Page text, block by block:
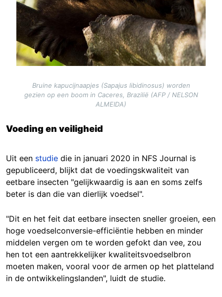
Bruine kapucijnaapjes (Sapajus libidinosus) worden
gezien op een boom in Caceres, Brazilië (AFP / NELSON
ALMEIDA)
Voeding en veiligheid
Uit een studie die in januari 2020 in NFS Journal is
gepubliceerd, blijkt dat de voedingskwaliteit van
eetbare insecten "gelijkwaardig is aan en soms zelfs
beter is dan die van dierlijk voedsel".
"Dit en het feit dat eetbare insecten sneller groeien, een
hoge voedselconversie-efficiëntie hebben en minder
middelen vergen om te worden gefokt dan vee, zou
hen tot een aantrekkelijker kwaliteitsvoedselbron
moeten maken, vooral voor de armen op het platteland
in de ontwikkelingslanden", luidt de studie.